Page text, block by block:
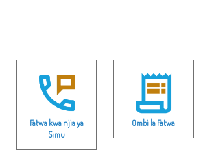
Fatwa kwa njia ya
Simu
Ombi la Fatwa